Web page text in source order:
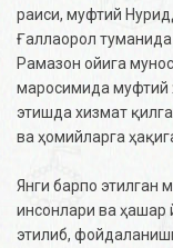
раиси, муфтий
Ғаллаорол
Рамазон ойига
маросимида муфтий
этишда хизмат
ва ҳомийларга
Янги барпо этилган
инсонлари ва ҳашар
этилиб,